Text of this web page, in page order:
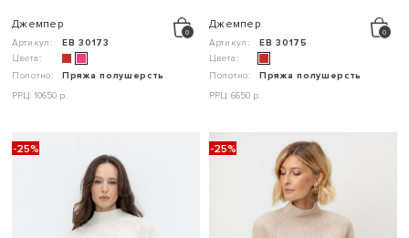
Джемпер
Артикул:
ЕВ 30173
Цвета:
Полотно:
Пряжа полушерсть
РРЦ: 10650 р.
Джемпер
Артикул:
ЕВ 30175
Цвета:
Полотно:
Пряжа полушерсть
РРЦ: 6650 р.
-25% -25%